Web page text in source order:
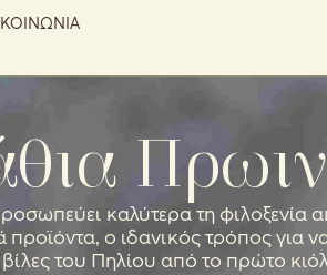
καλύτερα τη φιλοξενία
προϊόντα, ο ιδανικός τρόπος για
του Πηλίου από το πρώτο